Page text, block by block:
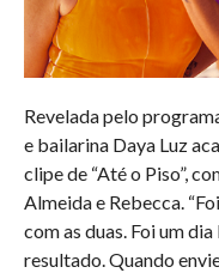
Revelada pelo
e bailarina Daya Luz
clipe de “Até o Piso”,
Almeida e Rebecca.
com as duas. Foi um
resultado. Quando